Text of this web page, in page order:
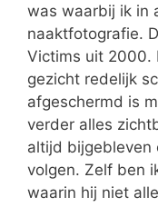
was waarbij ik in
naaktfotografie.
Victims uit 2000.
gezicht redelijk
afgeschermd is
verder alles
altijd bijgebleven
volgen. Zelf ben
waarin hij niet